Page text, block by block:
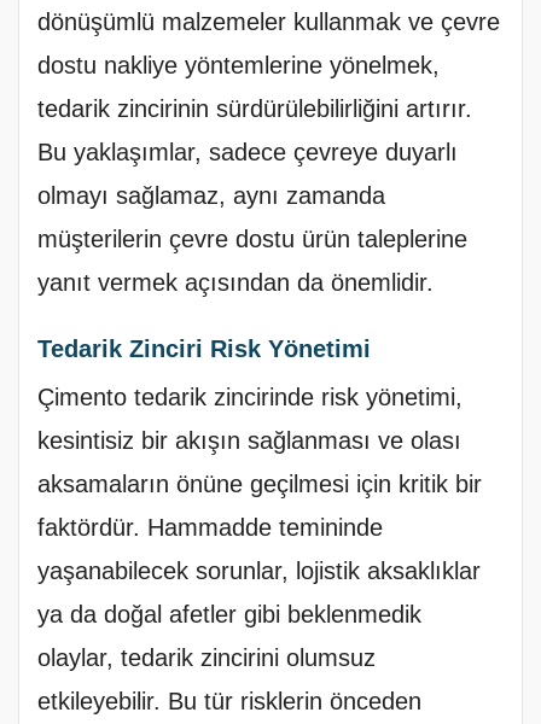
dönüşümlü malzemeler kullanmak ve çevre
dostu nakliye yöntemlerine yönelmek,
tedarik zincirinin sürdürülebilirliğini artırır.
Bu yaklaşımlar, sadece çevreye duyarlı
olmayı sağlamaz, aynı zamanda
müşterilerin çevre dostu ürün taleplerine
yanıt vermek açısından da önemlidir.
Tedarik Zinciri Risk Yönetimi
Çimento tedarik zincirinde risk yönetimi,
kesintisiz bir akışın sağlanması ve olası
aksamaların önüne geçilmesi için kritik bir
faktördür. Hammadde temininde
yaşanabilecek sorunlar, lojistik aksaklıklar
ya da doğal afetler gibi beklenmedik
olaylar, tedarik zincirini olumsuz
etkileyebilir. Bu tür risklerin önceden